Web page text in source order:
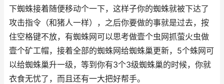
下蜘蛛接着随便移动个一下，这样子你的蜘蛛就被下达了
攻击指令（和猪人一样），之后你要做的事就是过去，按
住空格键不放，有蜘蛛网可以思考做壹个虫网抓萤火虫做
壹个矿工帽，接着全部的蜘蛛网给蜘蛛巢更新，5个蛛网可
以给蜘蛛巢升一级，等到你有3个3级蜘蛛巢的时候，你就
衣食无忧了，而且还有一大把好帮手。